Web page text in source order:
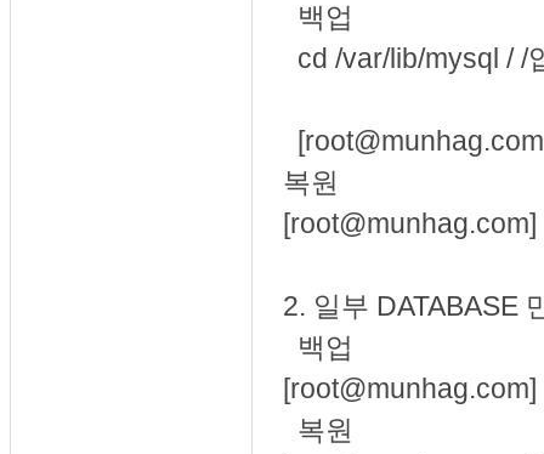
백업
cd /var/lib/mysql / /
복원
[
2. 일부 DATABASE
백업
[root@munhag.com]
복원